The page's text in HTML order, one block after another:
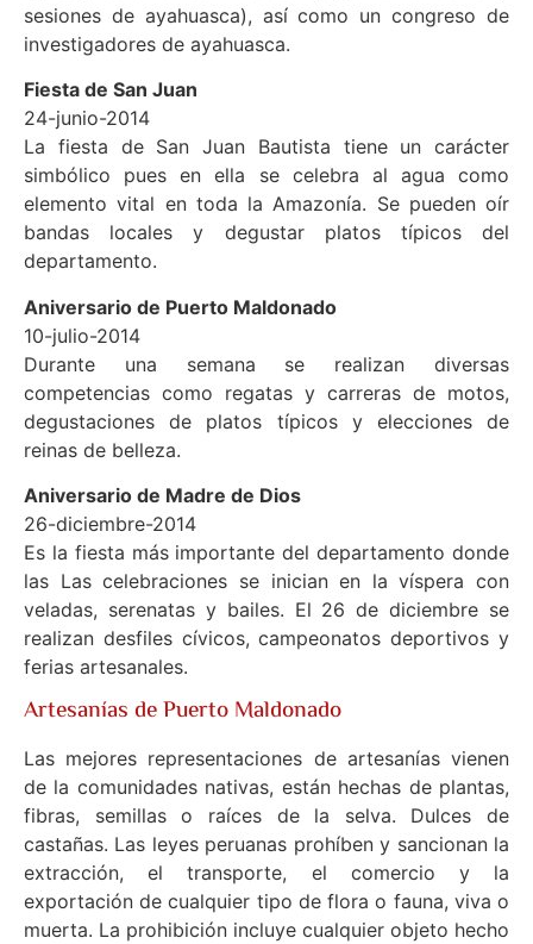
sesiones de ayahuasca), así como un congreso de
investigadores de ayahuasca.
Fiesta de San Juan
24-junio-2014
La fiesta de San Juan Bautista tiene un carácter
simbólico pues en ella se celebra al agua como
elemento vital en toda la Amazonía. Se pueden oír
bandas locales y degustar platos típicos del
departamento.
Aniversario de Puerto Maldonado
10-julio-2014
Durante una semana se realizan diversas
competencias como regatas y carreras de motos,
degustaciones de platos típicos y elecciones de
reinas de belleza.
Aniversario de Madre de Dios
26-diciembre-2014
Es la fiesta más importante del departamento donde
las Las celebraciones se inician en la víspera con
veladas, serenatas y bailes. El 26 de diciembre se
realizan desfiles cívicos, campeonatos deportivos y
ferias artesanales.
Artesanías de Puerto Maldonado
Las mejores representaciones de artesanías vienen
de la comunidades nativas, están hechas de plantas,
fibras, semillas o raíces de la selva. Dulces de
castañas. Las leyes peruanas prohíben y sancionan la
extracción, el transporte, el comercio y la
exportación de cualquier tipo de flora o fauna, viva o
muerta. La prohibición incluye cualquier objeto hecho